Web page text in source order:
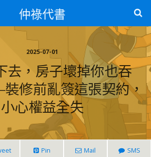
仲祿代書
2025-07-01
去，房子壞掉你也吞
修前亂簽這張契約，
小心權益全失
Pin Mail SMS